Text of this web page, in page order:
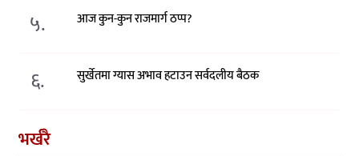
५. आज कुन-कुन राजमार्ग ठप्प?
६. सुर्खेतमा ग्यास अभाव हटाउन सर्वदलीय बैठक
भर्खरै